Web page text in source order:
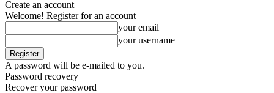
Create an account
Welcome! Register for an account
your email
your username
A password will be e-mailed to you.
Password recovery
Recover your password